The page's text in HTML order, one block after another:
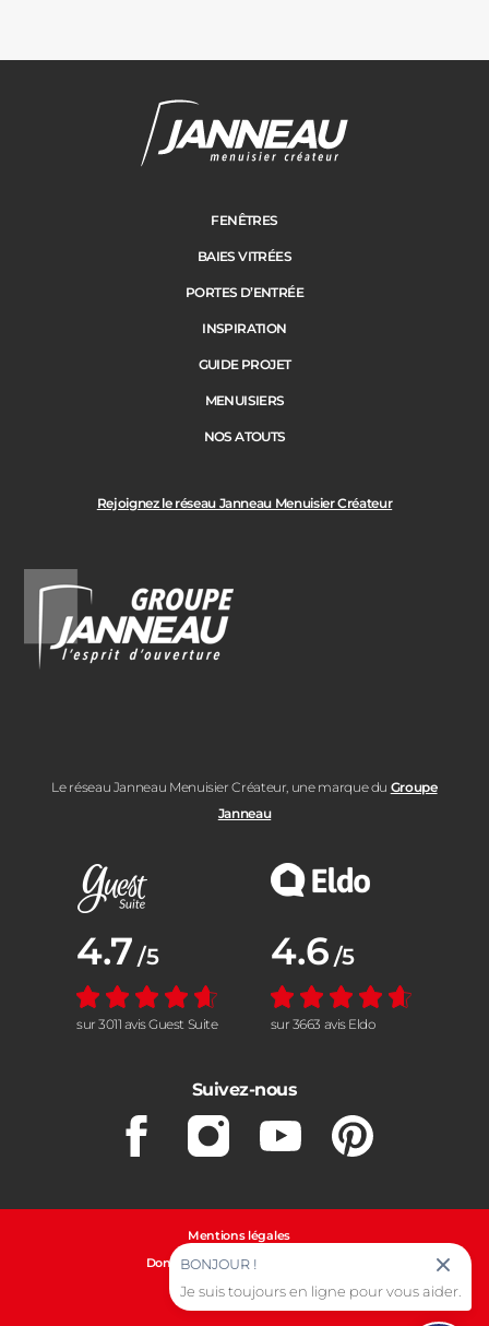
Rejoignez le réseau Janneau Menuisier Créateur
Le réseau Janneau Menuisier Créateur, une marque du Groupe
Janneau
FENÊTRES
BAIES VITRÉES
PORTES D’ENTRÉE
INSPIRATION
GUIDE PROJET
MENUISIERS
NOS ATOUTS
Note moyenne :
4.7 /5
sur 3011 avis Guest Suite
Note moyenne :
4.6 /5
sur 3663 avis Eldo
Suivez-nous
FacebookInstagramYoutubePinterest
Mentions légales
Données personnelles et cookies
Gestion des cookies
BONJOUR !
Je suis toujours en ligne pour vous aider.